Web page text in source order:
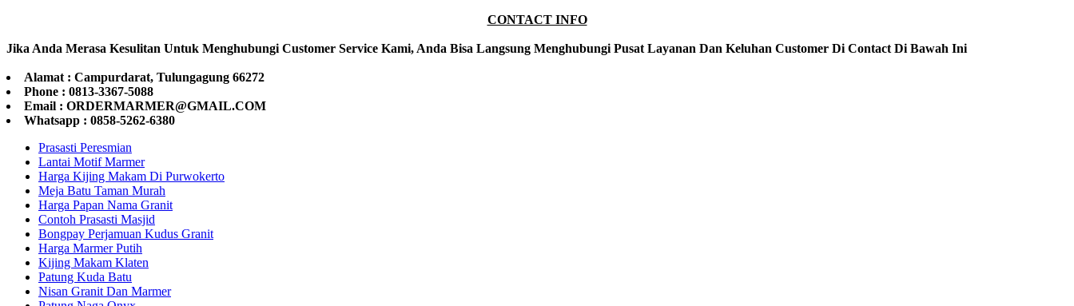
CONTACT INFO
Jika Anda Merasa Kesulitan Untuk Menghubungi Customer Service Kami, Anda Bisa Langsung Menghubungi Pusat Layanan Dan Keluhan Customer Di Contact Di Bawah Ini
Alamat : Campurdarat, Tulungagung 66272
Phone : 0813-3367-5088
Email : ORDERMARMER@GMAIL.COM
Whatsapp : 0858-5262-6380
Prasasti Peresmian
Lantai Motif Marmer
Harga Kijing Makam Di Purwokerto
Meja Batu Taman Murah
Harga Papan Nama Granit
Contoh Prasasti Masjid
Bongpay Perjamuan Kudus Granit
Harga Marmer Putih
Kijing Makam Klaten
Patung Kuda Batu
Nisan Granit Dan Marmer